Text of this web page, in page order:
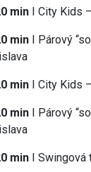
min I City Kids
min I Párový
min I City Kids
min I Párový
min I Swingová